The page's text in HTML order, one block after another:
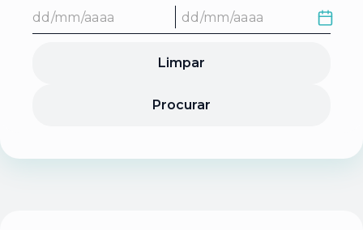
Limpar
Procurar